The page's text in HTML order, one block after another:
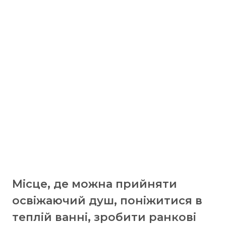
Місце, де можна прийняти
освіжаючий душ, поніжитися в
теплій ванні, зробити ранкові